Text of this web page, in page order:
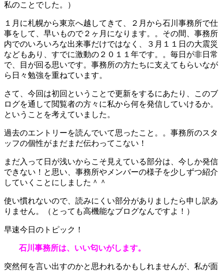
私のことでした。）
１月に札幌から東京へ越してきて、２月から石川事務所で仕
事をして、早いもので２ヶ月になります。。その間、事務所
内でのいろいろな出来事だけではなく、３月１１日の大震災
などもあり、すでに激動の２０１１年です。。毎日が非日常
で、目が回る思いです。事務所の方たちに支えてもらいなが
ら日々勉強を重ねています。
さて、今回は初回ということで更新をするにあたり、このブ
ログを通して閲覧者の方々に私から何を発信していけるか。
ということを考えていました。
過去のエントリーを読んでいて思ったこと。。事務所のスタ
ッフの個性がまだまだ伝わってこない！
まだ入って日が浅いからこそ見えている部分は、今しか発信
できない！と思い、事務所やメンバーの様子を少しずつ紹介
していくことにしました＾＾
使い慣れないので、読みにくい部分がありましたら申し訳あ
りません。（とっても高機能なブログなんですよ！）
早速今日のトピック！
石川事務所は、いい匂いがします。
突然何を言い出すのかと思われるかもしれませんが、私が面